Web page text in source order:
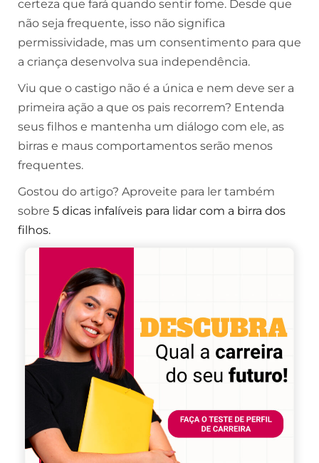
certeza que fará quando sentir fome. Desde que
não seja frequente, isso não significa
permissividade, mas um consentimento para que
a criança desenvolva sua independência.
Viu que o castigo não é a única e nem deve ser a
primeira ação a que os pais recorrem? Entenda
seus filhos e mantenha um diálogo com ele, as
birras e maus comportamentos serão menos
frequentes.
Gostou do artigo? Aproveite para ler também
sobre 5 dicas infalíveis para lidar com a birra dos
filhos.